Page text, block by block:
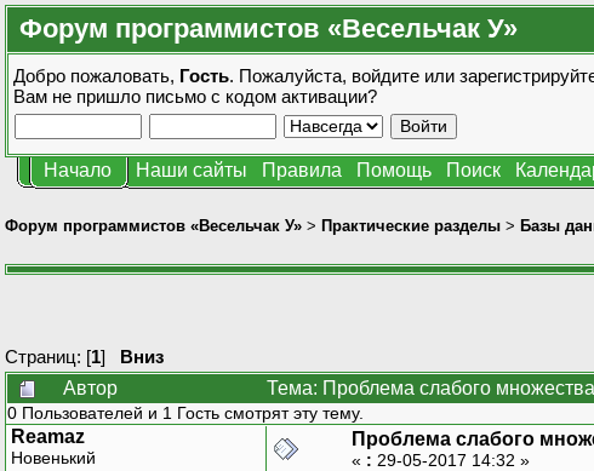
Форум программистов «Весельчак У»
Добро пожаловать, Гость. Пожалуйста, войдите или
Вам не пришло письмо с кодом активации?
Начало Наши сайты Правила Помощь Поиск
Форум программистов «Весельчак У» > Практические разделы > Базы
Страниц: [1] Вниз
Автор
Тема: Проблема слабого
0 Пользователей и 1 Гость смотрят эту тему.
Reamaz
Новенький
Проблема слабого
« : 29-05-2017 14:32 »